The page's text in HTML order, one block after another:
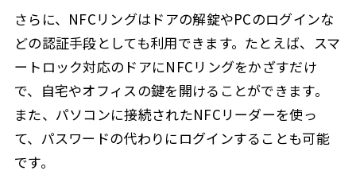
さらに、NFCリングはドアの解錠やPCのログインな
どの認証手段としても利用できます。たとえば、スマ
ートロック対応のドアにNFCリングをかざすだけ
で、自宅やオフィスの鍵を開けることができます。
また、パソコンに接続されたNFCリーダーを使っ
て、パスワードの代わりにログインすることも可能
です。